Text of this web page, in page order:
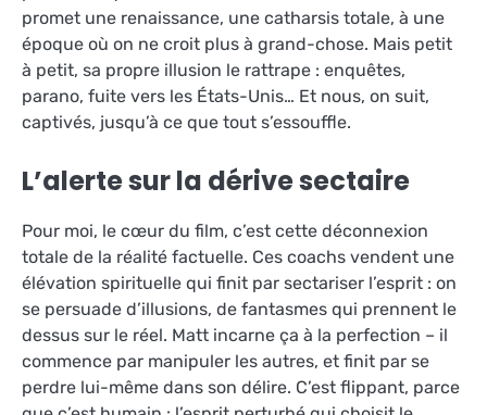
promet une renaissance, une catharsis totale, à une
époque où on ne croit plus à grand-chose. Mais petit
à petit, sa propre illusion le rattrape : enquêtes,
parano, fuite vers les États-Unis… Et nous, on suit,
captivés, jusqu’à ce que tout s’essouffle.
L’alerte sur la dérive sectaire
Pour moi, le cœur du film, c’est cette déconnexion
totale de la réalité factuelle. Ces coachs vendent une
élévation spirituelle qui finit par sectariser l’esprit : on
se persuade d’illusions, de fantasmes qui prennent le
dessus sur le réel. Matt incarne ça à la perfection – il
commence par manipuler les autres, et finit par se
perdre lui-même dans son délire. C’est flippant, parce